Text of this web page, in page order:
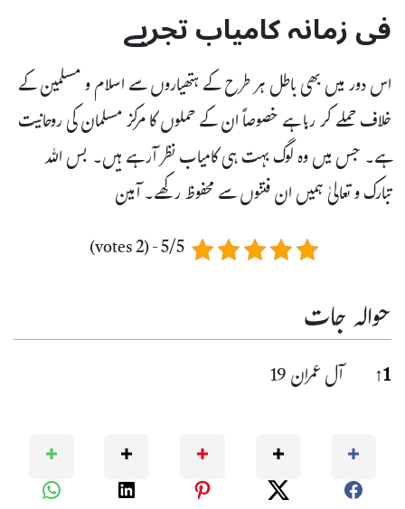
فی زمانہ کامیاب تجربے
اس دور میں بھی باطل ہر طرح کے ہتھیاروں سے اسلام و مسلمین کے
خلاف حملے کر رہا ہے خصوصاً ان کے حملوں کا مرکز مسلمان کی روحانیت
ہے۔ جس میں وہ لوگ بہت ہی کامیاب نظر آرہے ہیں۔ بس اللہ
تبارک و تعالیٰ ہمیں ان فتنوں سے محفوظ رکھے۔ آمین
5/5 - (2 votes)
حوالہ جات
1
↑ آل عمران 19